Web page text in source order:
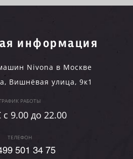
информация
Nivona в Москве
, Вишнёвая улица, 9к1
ГРАФИК РАБОТЫ
9.00 до 22.00
ТЕЛЕФОН
501 34 75